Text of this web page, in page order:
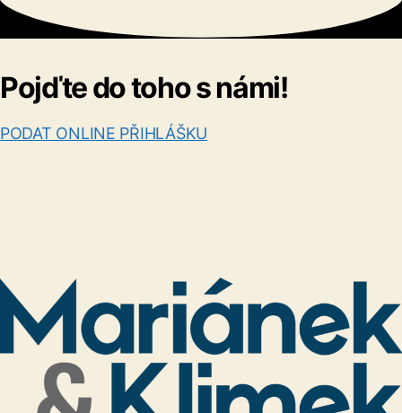
Pojďte do toho s námi!
PODAT ONLINE PŘIHLÁŠKU